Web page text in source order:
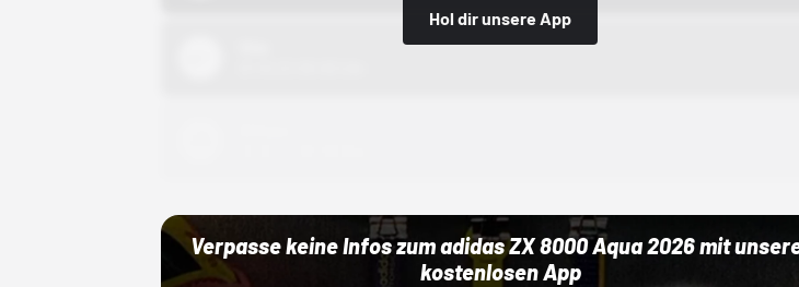
Hol dir unsere App
Verpasse keine Infos zum adidas ZX 8000 Aqua 2026 mit
kostenlosen App